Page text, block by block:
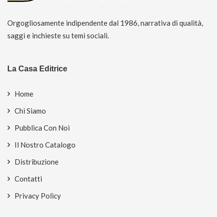
Orgogliosamente indipendente dal 1986, narrativa di qualità,
saggi e inchieste su temi sociali.
La Casa Editrice
Home
Chi Siamo
Pubblica Con Noi
Il Nostro Catalogo
Distribuzione
Contatti
Privacy Policy